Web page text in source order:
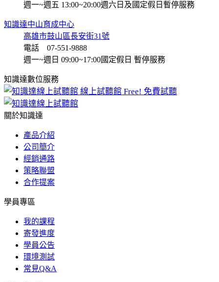
週一~週五 13:00~20:00週六日及國定假日暫停服務
知識達中山育成中心
高雄市鼓山區長安街31號
電話 07-551-9888
週一~週日 09:00~17:00國定假日 暫停服務
知識達數位服務
線上試聽館 Free! 免費試聽
關於知識達
產品介紹
公司簡介
經銷通路
策略聯盟
合作提案
學員專區
我的課程
寄發進度
學員公告
環境測試
常見Q&A